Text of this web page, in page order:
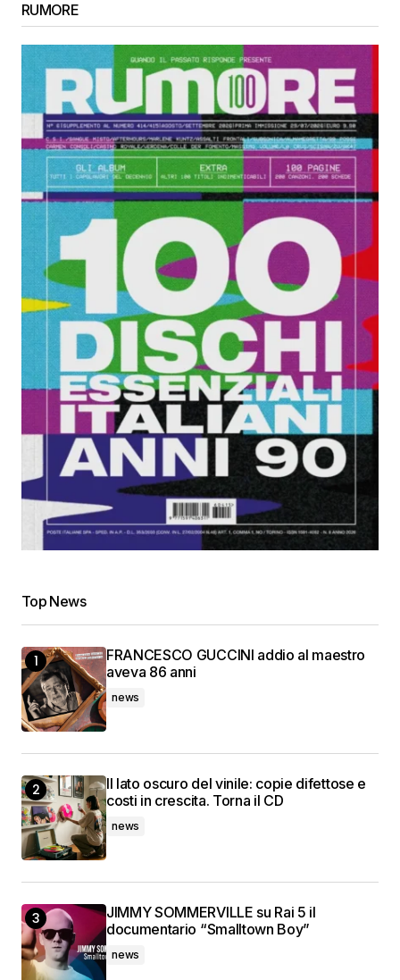
RUMORE
Top News
FRANCESCO GUCCINI addio al maestro
aveva 86 anni
news
Il lato oscuro del vinile: copie difettose e
costi in crescita. Torna il CD
news
JIMMY SOMMERVILLE su Rai 5 il
documentario “Smalltown Boy”
news